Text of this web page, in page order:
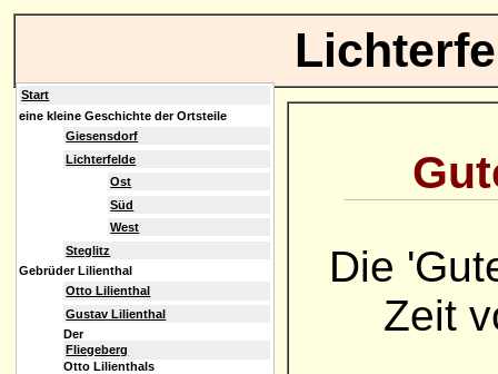
Die
Zeit
Start
eine kleine Geschichte der Ortsteile
Giesensdorf
Lichterfelde
Ost
Süd
West
Steglitz
Gebrüder Lilienthal
Otto Lilienthal
Gustav Lilienthal
Der
Fliegeberg
Otto Lilienthals